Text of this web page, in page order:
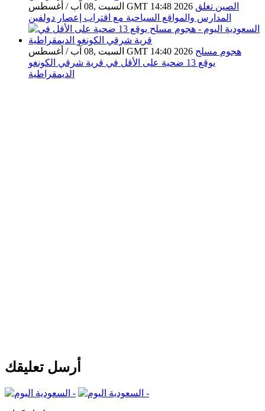
السبت ,08 آب / أغسطس GMT 14:48 2026 الصين تغلق
المدارس والمواقع السياحية مع اقتراب إعصار دولفين
السبت ,08 آب / أغسطس GMT 14:40 2026 هجوم مسلح
يوقع 13 ضحية على الأقل في قرية شرقي الكونغو
الديمقراطية
أرسل تعليقك